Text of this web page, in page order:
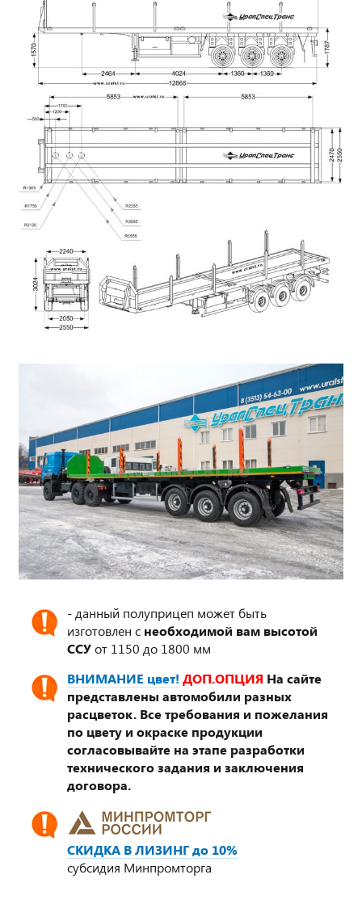
- данный полуприцеп может быть
изготовлен с необходимой вам высотой
ССУот 1150 до 1800 мм
ВНИМАНИЕ цвет! ДОП.ОПЦИЯ На сайте
представлены автомобили разных
расцветок. Все требования и пожелания
по цвету и окраске продукции
согласовывайте на этапе разработки
технического задания и заключения
договора.
СКИДКА В ЛИЗИНГ до 10%
субсидия Минпромторга